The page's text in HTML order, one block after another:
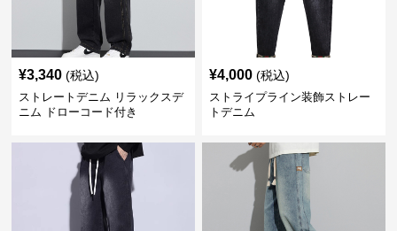
¥3,340 (税込)
ストレートデニム リラックスデ
ニム ドローコード付き
¥4,000 (税込)
ストライプライン装飾ストレー
トデニム